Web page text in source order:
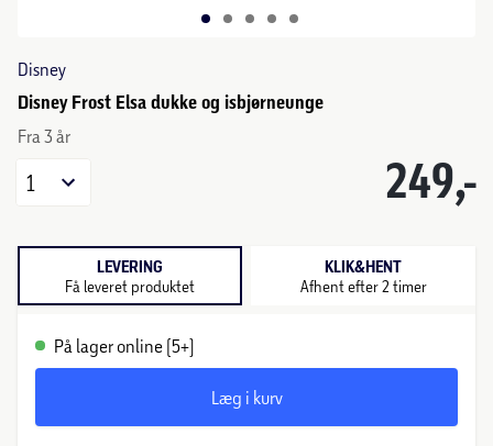
Disney
Disney Frost Elsa dukke og isbjørneunge
Fra 3 år
249,-
1
LEVERING
Få leveret produktet
KLIK&HENT
Afhent efter 2 timer
På lager online (5+)
Læg i kurv